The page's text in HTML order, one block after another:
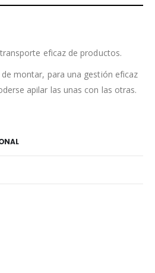
eficaz de productos.
montar, para una gestión eficaz
apilar las unas con las otras.